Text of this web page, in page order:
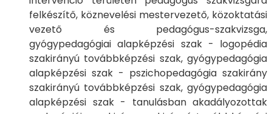
felkészítő, köznevelési mestervezető, közoktatási
vezető és pedagógus-szakvizsga,
gyógypedagógiai alapképzési szak - logopédia
szakirányú továbbképzési szak, gyógypedagógia
alapképzési szak - pszichopedagógia szakirány
szakirányú továbbképzési szak, gyógypedagógia
alapképzési szak - tanulásban akadályozottak